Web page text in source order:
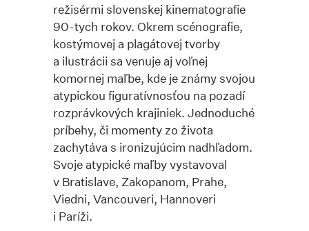
režisérmi slovenskej kinematografie
90-tych rokov. Okrem scénografie,
kostýmovej a plagátovej tvorby
a ilustrácii sa venuje aj voľnej
komornej maľbe, kde je známy svojou
atypickou figuratívnosťou na pozadí
rozprávkových krajiniek. Jednoduché
príbehy, či momenty zo života
zachytáva s ironizujúcim nadhľadom.
Svoje atypické maľby vystavoval
v Bratislave, Zakopanom, Prahe,
Viedni, Vancouveri, Hannoveri
i Paríži.